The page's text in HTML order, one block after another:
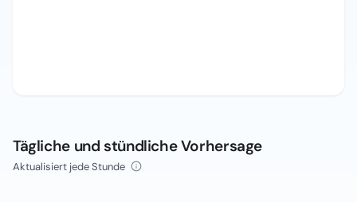
Tägliche und stündliche Vorhersage
Aktualisiert jede Stunde